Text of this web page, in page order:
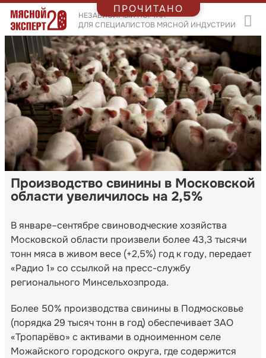
НЕЗАВИСИМЫЙ ПОРТАЛ
ДЛЯ СПЕЦИАЛИСТОВ МЯСНОЙ ИНДУСТРИИ
Производство свинины в Московской
области увеличилось на 2,5%
В январе–сентябре свиноводческие хозяйства
Московской области произвели более 43,3 тысячи
тонн мяса в живом весе (+2,5%) год к году, передает
«Радио 1» со ссылкой на пресс-службу
регионального Минсельхозпрода.
Более 50% производства свинины в Подмосковье
(порядка 29 тысяч тонн в год) обеспечивает ЗАО
«Тропарёво» с активами в одноименном селе
Можайского городского округа, где содержится
ПРОЧИТАНО